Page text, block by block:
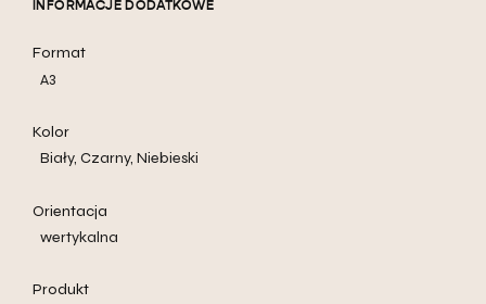
INFORMACJE DODATKOWE
Format
A3
Kolor
Biały, Czarny, Niebieski
Orientacja
wertykalna
Produkt